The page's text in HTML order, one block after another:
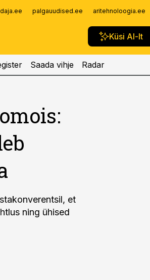
palgauudised.ee aritehnoloogia.ee
Küsi AI-lt
Saada vihje Radar
et
ning ühised